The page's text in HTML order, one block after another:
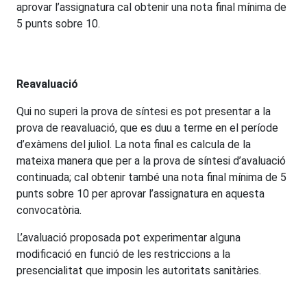
aprovar l’assignatura cal obtenir una nota final mínima de
5 punts sobre 10.
Reavaluació
Qui no superi la prova de síntesi es pot presentar a la
prova de reavaluació, que es duu a terme en el període
d’exàmens del juliol. La nota final es calcula de la
mateixa manera que per a la prova de síntesi d’avaluació
continuada; cal obtenir també una nota final mínima de 5
punts sobre 10 per aprovar l’assignatura en aquesta
convocatòria.
L’avaluació proposada pot experimentar alguna
modificació en funció de les restriccions a la
presencialitat que imposin les autoritats sanitàries.